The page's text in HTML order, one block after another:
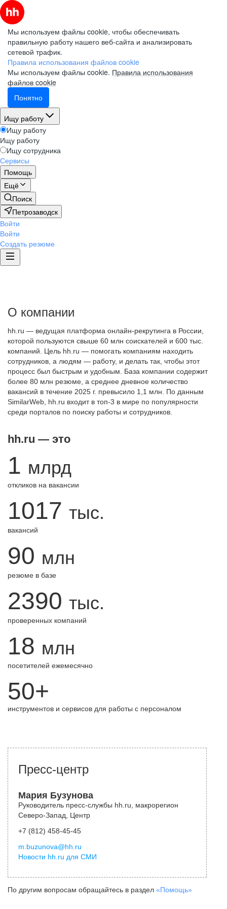
Мы используем файлы cookie, чтобы обеспечивать
правильную работу нашего веб-сайта и анализировать
сетевой трафик.
Правила использования файлов cookie
Мы используем файлы cookie. Правила использования
файлов cookie
Понятно
Ищу работу
Ищу работу
Ищу работу
Ищу сотрудника
Сервисы
Помощь
Ещё
Поиск
Петрозаводск
Войти
Войти
Создать резюме
О компании
hh.ru — ведущая платформа онлайн-рекрутинга в России,
которой пользуются свыше 60 млн соискателей и 600 тыс.
компаний. Цель hh.ru — помогать компаниям находить
сотрудников, а людям — работу, и делать так, чтобы этот
процесс был быстрым и удобным. База компании содержит
более 80 млн резюме, а среднее дневное количество
вакансий в течение 2025 г. превысило 1,1 млн. По данным
SimilarWeb, hh.ru входит в топ-3 в мире по популярности
среди порталов по поиску работы и сотрудников.
hh.ru — это
1 млрд
откликов на вакансии
1017 тыс.
вакансий
90 млн
резюме в базе
2390 тыс.
проверенных компаний
18 млн
посетителей ежемесячно
50+
инструментов и сервисов для работы с персоналом
Пресс-центр
Мария Бузунова
Руководитель пресс-службы hh.ru, макрорегион
Северо-Запад, Центр
+7 (812) 458-45-45
m.buzunova@hh.ru
Новости hh.ru для СМИ
По другим вопросам обращайтесь в раздел «Помощь»